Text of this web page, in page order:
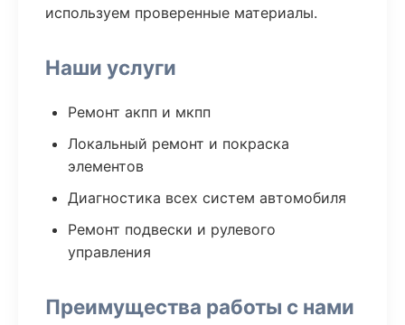
используем проверенные материалы.
Наши услуги
Ремонт акпп и мкпп
Локальный ремонт и покраска
элементов
Диагностика всех систем автомобиля
Ремонт подвески и рулевого
управления
Преимущества работы с нами